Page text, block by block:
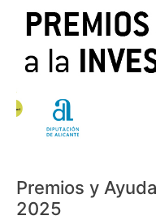
Premios y
2025